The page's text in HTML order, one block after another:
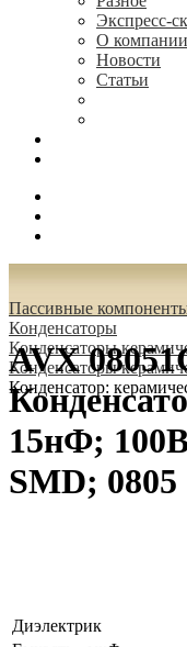
Экспресс-
О компании
Новости
Статьи
Пассивные
Конденсаторы
Конденсаторы
Конденсаторы
Конденсатор:
AVX
15нФ;
SMD; 0805
Диэлектрик